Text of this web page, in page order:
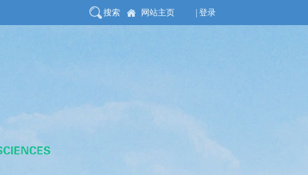
搜索 网站主页 | 登录